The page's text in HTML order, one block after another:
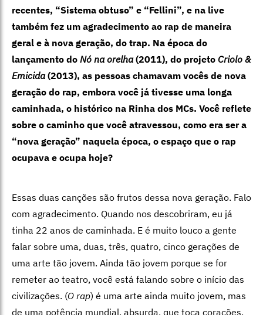
recentes, “Sistema obtuso” e “Fellini”, e na live
também fez um agradecimento ao rap de maneira
geral e à nova geração, do trap. Na época do
lançamento do Nó na orelha(2011), do projeto Criolo &
Emicida(2013), as pessoas chamavam vocês de nova
geração do rap, embora você já tivesse uma longa
caminhada, o histórico na Rinha dos MCs. Você reflete
sobre o caminho que você atravessou, como era ser a
“nova geração” naquela época, o espaço que o rap
ocupava e ocupa hoje?
Essas duas canções são frutos dessa nova geração. Falo
com agradecimento. Quando nos descobriram, eu já
tinha 22 anos de caminhada. E é muito louco a gente
falar sobre uma, duas, três, quatro, cinco gerações de
uma arte tão jovem. Ainda tão jovem porque se for
remeter ao teatro, você está falando sobre o início das
civilizações. (O rap) é uma arte ainda muito jovem, mas
de uma potência mundial, absurda, que toca corações,